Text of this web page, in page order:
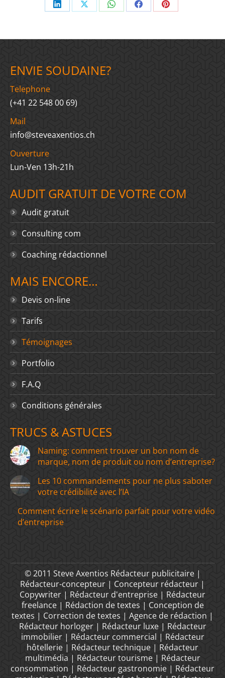
Share
LinkedIn
Share
X
Share
WhatsApp
Share
Facebook
Share
Pinterest
ENVIE SOUDAINE?
Telephone
(+41 22 548 00 69)
Mail
info@steveaxentios.ch
Ouverture
Lun-Ven 13h-21h
AUDIT GRATUIT DE VOTRE COM
Audit gratuit
Consulting com
Coaching rédactionnel
MAIS ENCORE…
Devis on-line
Tarifs
Témoignages
Portfolio
F.A.Q
Conditions générales
TRUCS & ASTUCES
Naming: comment trouver un bon nom de
marque, nom de produit ou nom d’entreprise?
Les 10 commandements pour ne plus saboter
votre crédibilité avec l’IA
Comment écrire le scénario parfait pour votre vidéo
d’entreprise
© 2011 Steve Axentios Rédacteur publicitaire |
Rédacteur-concepteur | Concepteur rédacteur |
Copywriter | Rédacteur d'entreprise | Rédacteur
freelance | Rédaction de textes | Conception de
textes | Correction de textes | Agence de rédaction |
Rédacteur horloger | Rédacteur luxe | Rédacteur
immobilier | Rédacteur commercial | Rédacteur
hôtellerie | Rédacteur technique | Rédacteur
multimédia | Rédacteur tourisme | Rédacteur
consommation | Rédacteur gastronomie | Rédacteur